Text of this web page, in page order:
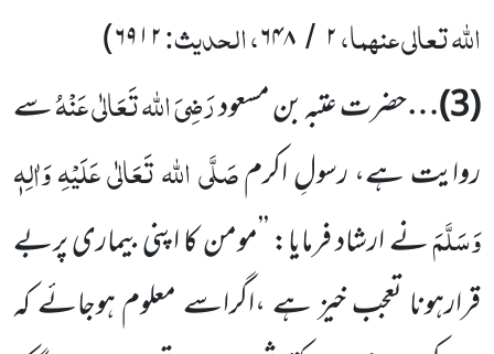
اللّٰہ تعالی عنہما،۲ / ۶۴۸، الحدیث:۶۹۱۲)
(
3
)…حضرت عتبہ بن مسعودرَضِیَ اللہ تَعَالٰی عَنْہُسے
روایت ہے، رسولِ اکرمصَلَّی اللہ تَعَالٰی عَلَیْہِ وَاٰلِہٖ
وَسَلَّمَنے ارشاد فرمایا:’’مومن کا اپنی بیماری پربے
قرارہونا تعجب خیز ہے ،اگراسے معلوم ہوجائے کہ